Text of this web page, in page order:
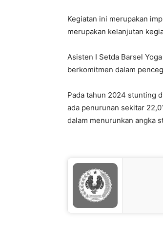
Kegiatan ini merupakan
merupakan kelanjutan
Asisten I Setda Barsel
berkomitmen dalam
Pada tahun 2024 stunting
ada penurunan sekitar
dalam menurunkan angka